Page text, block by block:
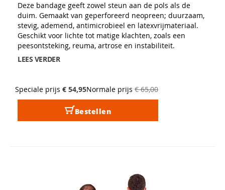
Deze bandage geeft zowel steun aan de pols als de
duim. Gemaakt van geperforeerd neopreen; duurzaam,
stevig, ademend, antimicrobieel en latexvrijmateriaal.
Geschikt voor lichte tot matige klachten, zoals een
peesontsteking, reuma, artrose en instabiliteit.
LEES VERDER
Speciale prijs € 54,95Normale prijs € 65,00
Bestellen